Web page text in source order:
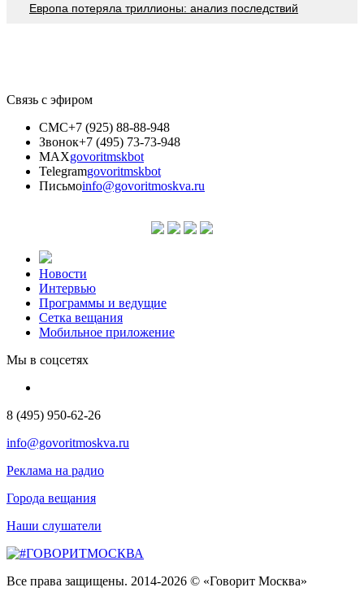
Европа потеряла триллионы: анализ последствий
Связь с эфиром
СМС+7 (925) 88-88-948
Звонок+7 (495) 73-73-948
MAXgovoritmskbot
Telegramgovoritmskbot
Письмоinfo@govoritmoskva.ru
Новости
Интервью
Программы и ведущие
Сетка вещания
Мобильное приложение
Мы в соцсетях
8 (495) 950-62-26
info@govoritmoskva.ru
Реклама на радио
Города вещания
Наши слушатели
Все права защищены. 2014-2026 © «Говорит Москва»